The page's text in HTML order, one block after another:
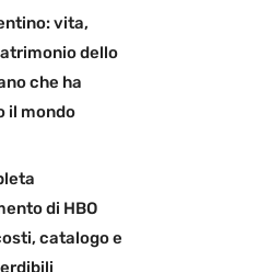
vita,
dello
che ha
il mondo
di HBO
catalogo e